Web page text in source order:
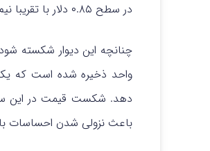
در سطح ۰.۸۵ دلار با تقریبا نیم میلیون واحد نشان میدهد.
دهد.
باعث نزولی شدن احساسات